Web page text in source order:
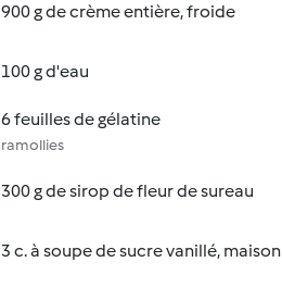
900 g de crème entière, froide
100 g d'eau
6 feuilles de gélatine
ramollies
300 g de sirop de fleur de sureau
3 c. à soupe de sucre vanillé, maison